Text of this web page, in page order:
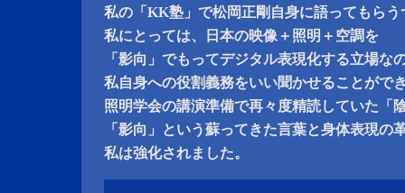
私の「KK塾」で松岡正剛自身に語ってもらう
私にとっては、日本の映像＋照明＋空調を
「影向」でもってデジタル表現化する立場な
私自身への役割義務をいい聞かせることがで
照明学会の講演準備で再々度精読していた「
「影向」という蘇ってきた言葉と身体表現の
私は強化されました。